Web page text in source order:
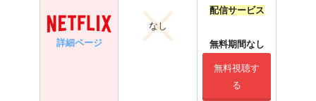
詳細ページ
なし
配信サービス
無料期間なし
無料視聴す
る